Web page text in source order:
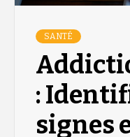
SANTÉ
:
signes